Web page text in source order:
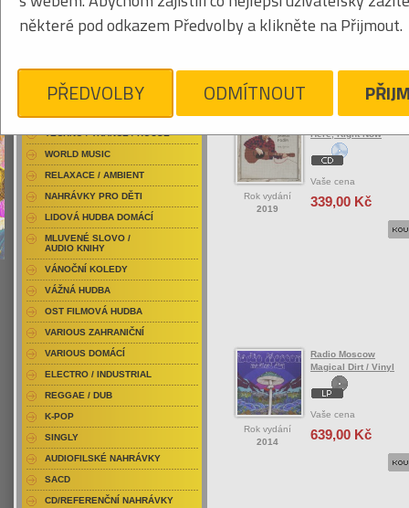
ROCK/POP
Rok vydání
2019
Here, Right Now
Vaše cena
339,00 Kč
Rok vydání
2014
Radio Moscow
Magical Dirt / Vinyl
Vaše cena
639,00 Kč
RAP / HIP HOP DOMÁCÍ
RAP / HIP HOP ZAHRANIČNÍ
DVD / HUDBA
PUNK / HARDCORE
TECHNO / TRANCE / HOUSE
WORLD MUSIC
RELAXACE / AMBIENT
NAHRÁVKY PRO DĚTI
LIDOVÁ HUDBA DOMÁCÍ
MLUVENÉ SLOVO /
AUDIO KNIHY
VÁNOČNÍ KOLEDY
VÁŽNÁ HUDBA
OST FILMOVÁ HUDBA
VARIOUS ZAHRANIČNÍ
VARIOUS DOMÁCÍ
ELECTRO / INDUSTRIAL
REGGAE / DUB
K-POP
SINGLY
AUDIOFILSKÉ NAHRÁVKY
SACD
CD/REFERENČNÍ NAHRÁVKY
některé pod odkazem Předvolby a klikněte na Přijmout.
PŘEDVOLBY ODMÍTNOUT